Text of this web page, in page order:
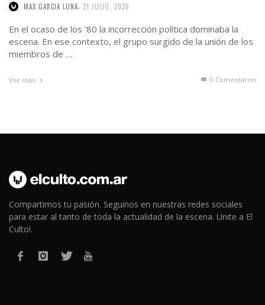
MAX GARCIA LUNA 21 JULIO, 2026
En el ocaso de los ’80 la incorrección política dominaba la
escena. En ese contexto, el grupo surgido de la unión de los
miembros de …
Ver más 0 Comentarios
Compartimos tu pasión. Seguinos en nuestras redes sociales
para estar al tanto de toda la actualidad de la escena. Unite a El
Culto!.